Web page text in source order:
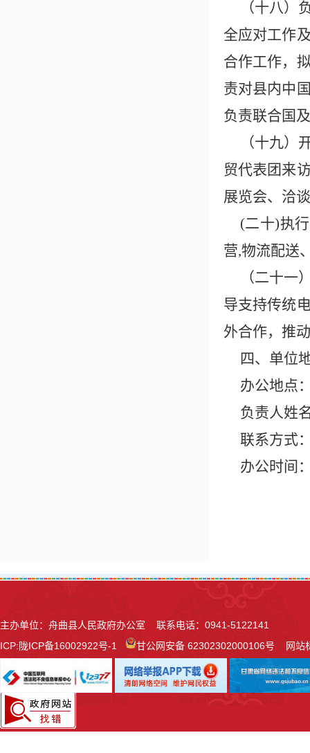
（十八）
全应对工作
合作工作，
责对县内中
负责联合国
（十九）
贸代表团来
展览会、洽
(二十)执
营,物流配送
（二十一
导支持传统
外合作，推
四、单位
办公地点
负责人姓
联系方式
办公时间
主办单位：舟曲县人民政府办公室 联系电话：0941-5122141
ICP:陇ICP备16002922号-1 甘公网安备 62302302000106号网站